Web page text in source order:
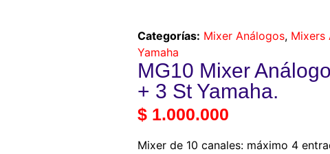
Categorías: Mixer Análogos, Mixers
Yamaha
MG10 Mixer
+ 3 St Yamaha.
$ 1.000.000
Mixer de 10 canales: máximo 4